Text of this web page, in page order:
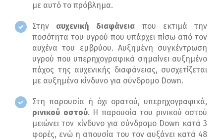
με αυτό το πρόβλημα.
Στην αυχενική διαφάνεια που εκτιμά την
ποσότητα του υγρού που υπάρχει πίσω από τον
αυχένα του εμβρύου. Αυξημένη συγκέντρωση
υγρού που υπερηχογραφικά σημαίνει αυξημένο
πάχος της αυχενικής διαφάνειας, συσχετίζεται
με αυξημένο κίνδυνο για σύνδρομο Down.
Στη παρουσία ή όχι ορατού, υπερηχογραφικά,
ρινικού οστού. Η παρουσία του ρινικού οστού
μειώνει τον κίνδυνο για σύνδρομο Down κατά 3
φορές, ενώ η απουσία του τον αυξάνει κατά 48